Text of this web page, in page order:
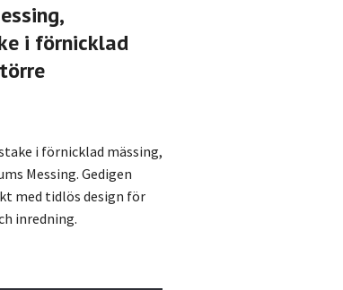
i förnicklad
i förnicklad mässing,
Messing. Gedigen
med tidlös design för
inredning.